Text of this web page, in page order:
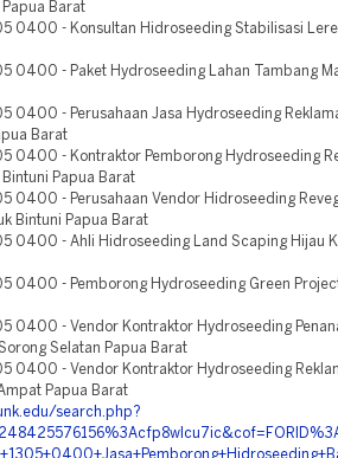
Barat
0400 - Konsultan Hidroseeding Stabilisasi
0400 - Paket Hydroseeding Lahan Tambang
0400 - Perusahaan Jasa Hydroseeding
Barat
0400 - Kontraktor Pemborong Hydroseeding
Bintuni Papua Barat
0400 - Perusahaan Vendor Hidroseeding
Bintuni Papua Barat
0400 - Ahli Hidroseeding Land Scaping Hijau
0400 - Pemborong Hydroseeding Green
0400 - Vendor Kontraktor Hydroseeding
Selatan Papua Barat
0400 - Vendor Kontraktor Hydroseeding
Papua Barat
search.php?